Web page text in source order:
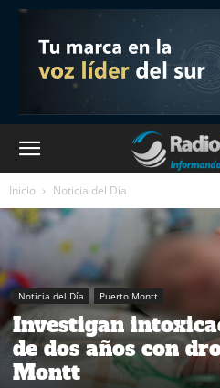
Inicio Noticia del Día
Noticia del Día Puerto Montt
Investigan
de dos años con
Montt